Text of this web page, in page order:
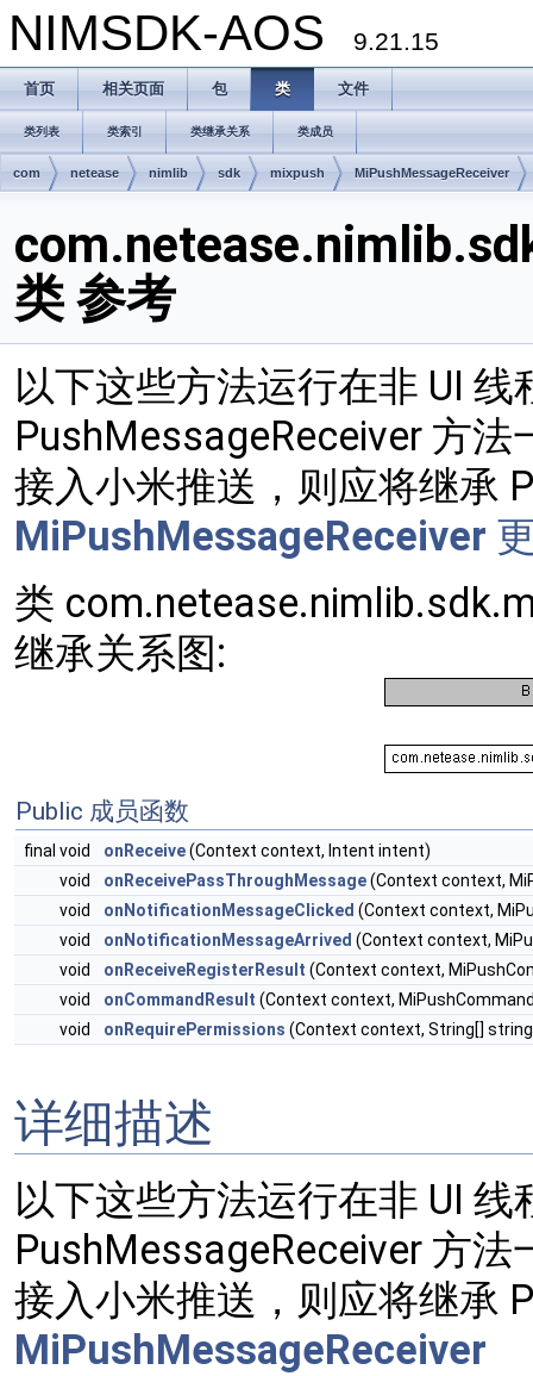
NIMSDK-AOS 9.21.15
首页 相关页面 包 类 文件
类列表 类索引 类继承关系 类成员
com netease nimlib sdk mixpush MiPushMessageReceiver
类 参考
以下这些方法运行在非 UI 线
PushMessageReceiver 方
接入小米推送，则应将继承
MiPushMessageReceiver
类
继承关系图:
Public 成员函数
final void onReceive(Context context, Intent intent)
void
onReceivePassThroughMessage(Context context,
void
onNotificationMessageClicked (Context context,
void
onNotificationMessageArrived (Context context,
void
onReceiveRegisterResult (Context context,
void
onCommandResult (Context context,
void
onRequirePermissions (Context context, String[]
详细描述
以下这些方法运行在非 UI 线
PushMessageReceiver 方
接入小米推送，则应将继承
MiPushMessageReceiver